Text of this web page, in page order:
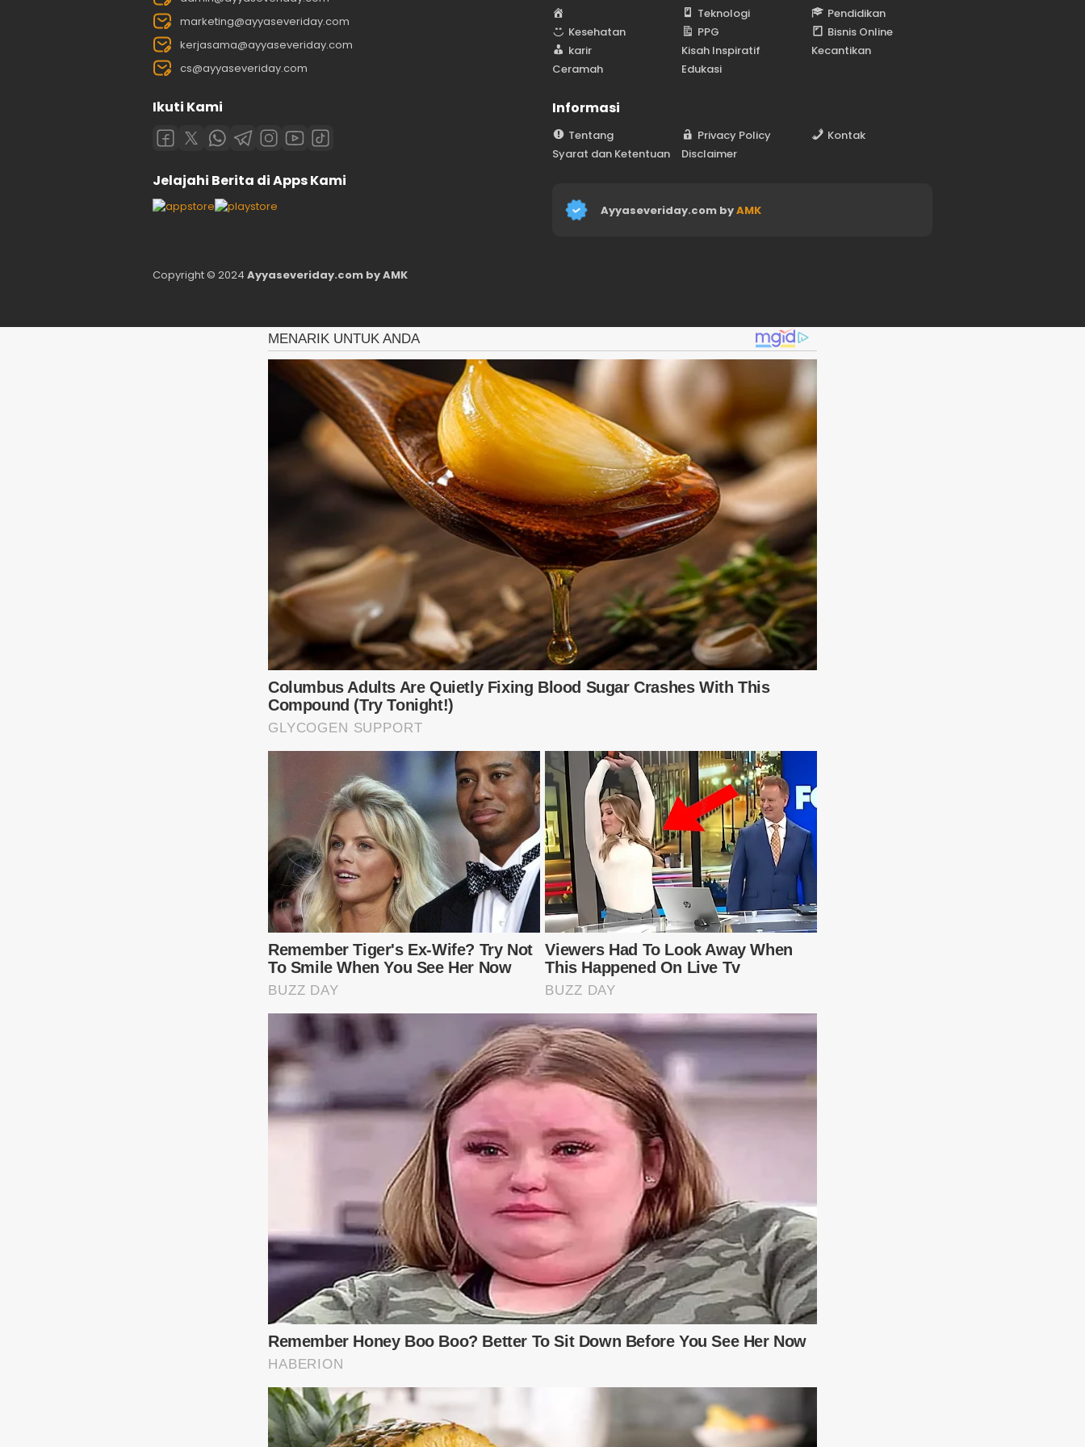
marketing@ayyaseveriday.com
kerjasama@ayyaseveriday.com
cs@ayyaseveriday.com
Ikuti Kami
Jelajahi Berita di Apps Kami
o
m
e
Teknologi
Pendidikan
Kesehatan
PPG
Bisnis Online
karir
Kisah Inspiratif
Kecantikan
Ceramah
Edukasi
Informasi
Tentang Privacy Policy
Kontak
Syarat dan Ketentuan
Disclaimer
Ayyaseveriday.com byAMK
Copyright © 2024 Ayyaseveriday.com by AMK